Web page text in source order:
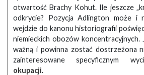
otwartość Brachy Kohut. Ile jeszcze
odkrycie? Pozycja Adlington może i
wejdzie do kanonu historiografii
niemieckich obozów koncentracyjnych.
ważną i powinna zostać dostrzeżona
zainteresowane specyficznym
okupacji.